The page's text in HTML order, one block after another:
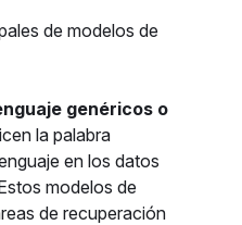
de modelos de
genéricos o
la palabra
en los datos
modelos de
de recuperación